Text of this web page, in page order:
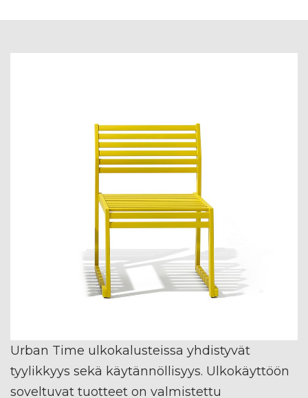
Urban Time ulkokalusteissa yhdistyvät
tyylikkyys sekä käytännöllisyys. Ulkokäyttöön
soveltuvat tuotteet on valmistettu